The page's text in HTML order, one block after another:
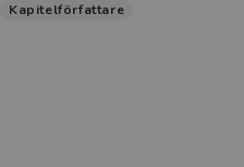
Kapitelförfattare